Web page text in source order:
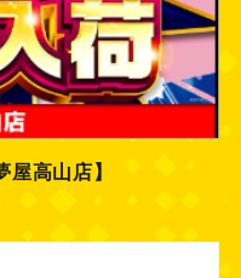
高山店】